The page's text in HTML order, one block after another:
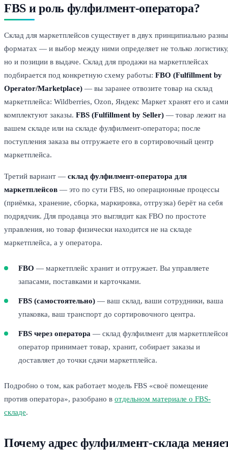
FBS и роль фулфилмент-оператора?
Склад для маркетплейсов существует в двух принципиально
форматах — и выбор между ними определяет не только
но и позиции в выдаче. Склад для продажи на маркетплейсах
подбирается под конкретную схему работы: FBO (Fulfillment by
Operator/Marketplace) — вы заранее отвозите товар на склад
маркетплейса: Wildberries, Ozon, Яндекс Маркет хранят его и сами
комплектуют заказы. FBS (Fulfillment by Seller) — товар лежит на
вашем складе или на складе фулфилмент-оператора; после
поступления заказа вы отгружаете его в сортировочный центр
маркетплейса.
Третий вариант — склад фулфилмент-оператора для
маркетплейсов — это по сути FBS, но операционные процессы
(приёмка, хранение, сборка, маркировка, отгрузка) берёт на себя
подрядчик. Для продавца это выглядит как FBO по простоте
управления, но товар физически находится не на складе
маркетплейса, а у оператора.
FBO — маркетплейс хранит и отгружает. Вы управляете
запасами, поставками и карточками.
FBS (самостоятельно) — ваш склад, ваши сотрудники, ваша
упаковка, ваш транспорт до сортировочного центра.
FBS через оператора — склад фулфилмент для
оператор принимает товар, хранит, собирает заказы и
доставляет до точки сдачи маркетплейса.
Подробно о том, как работает модель FBS «своё помещение
против оператора», разобрано в отдельном материале о FBS-
складе.
Почему адрес фулфилмент-склада